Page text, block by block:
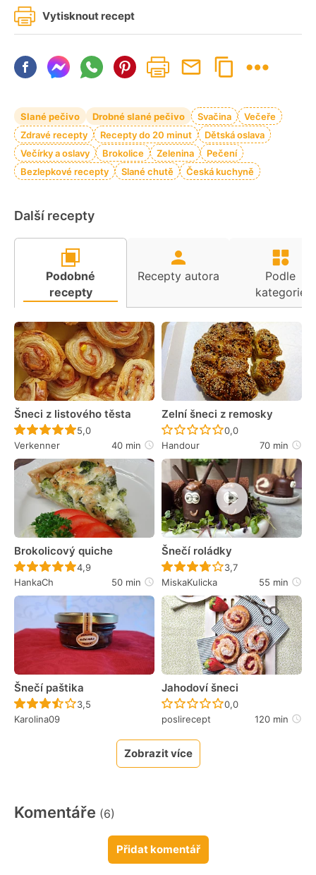
Vytisknout recept
Slané pečivo Drobné slané pečivo Svačina
Večeře
Zdravé recepty
Recepty do 20 minut
Dětská oslava
Večírky a oslavy
Brokolice Zelenina
Pečení
Bezlepkové recepty
Slané chutě Česká kuchyně
Další recepty
Podobné
recepty
Recepty autora
Podle
kategorie
Šneci z listového těsta
Recept ještě nebyl hodnocen
5,0
Verkenner
40 min
Zelní šneci z remosky
Recept ještě nebyl
0,0
Handour
70 min
Brokolicový quiche
Recept ještě nebyl hodnocen
4,9
HankaCh
50 min
Šnečí roládky
Recept ještě nebyl
3,7
MiskaKulicka
55 min
Šnečí paštika
Recept ještě nebyl hodnocen
3,5
Karolina09
Jahodoví šneci
Recept ještě nebyl
0,0
poslirecept
120 min
Zobrazit více
Komentáře (6)
Přidat komentář